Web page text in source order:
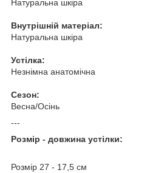
Натуральна шкіра
Внутрішній матеріал:
Натуральна шкіра
Устілка:
Незнімна анатомічна
Сезон:
Весна/Осінь
---
Розмір - довжина устілки:
Розмір 27 - 17,5 см